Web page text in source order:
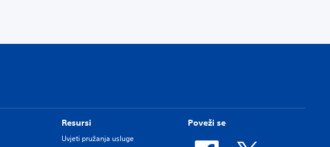
Resursi
Uvjeti pružanja usluge
Poveži se